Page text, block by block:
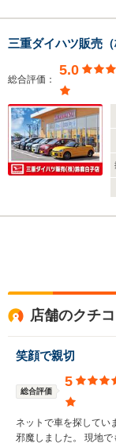
三重ダイハツ販売
総合評価：
5.0
店舗のクチコ
笑顔で親切
総合評価
5
ネットで車を探してい
邪魔しました。 現地